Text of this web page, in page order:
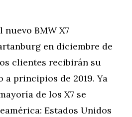
BMW X7
en diciembre de
clientes recibirán su
a principios de 2019. Ya
de los X7 se
Estados Unidos